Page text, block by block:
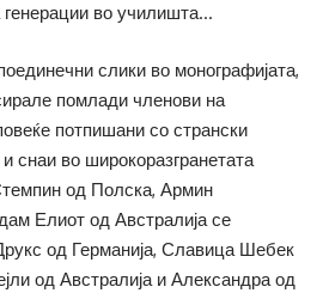
во училишта…
слики во монографијата,
помлади членови на
потпишани со странски
снаи во широкоразгранетата
од Полска, Армин
Елиот од Австралија се
од Германија, Славица Шебек
од Австралија и Александра од